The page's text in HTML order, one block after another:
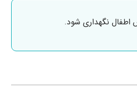
اطفال نگهداری شود.